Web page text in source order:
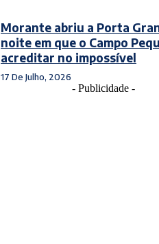
Morante abriu a Porta
noite em que o Campo
acreditar no impossível
17 De Julho, 2026
- Publicidade -